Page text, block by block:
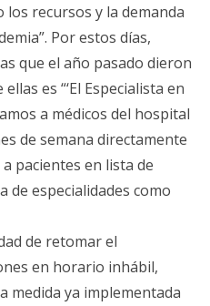
recursos y la demanda
Por estos días,
que el año pasado dieron
es “‘El Especialista en
a médicos del hospital
de semana directamente
pacientes en lista de
de especialidades como
de retomar el
en horario inhábil,
medida ya implementada